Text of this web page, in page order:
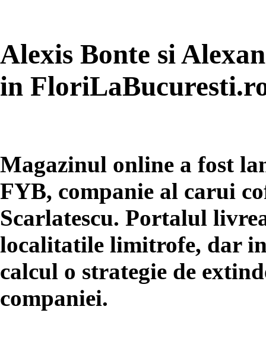
Alexis Bonte si
in
Magazinul online a fost
FYB, companie al carui
Scarlatescu. Portalul
localitatile limitrofe, dar
calcul o strategie de
companiei.